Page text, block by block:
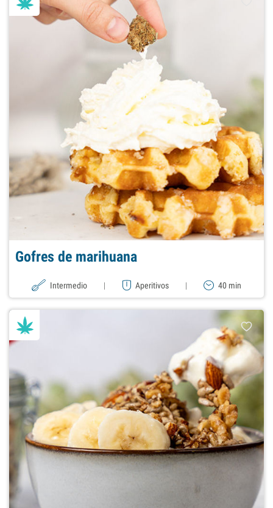
Gofres de marihuana
Intermedio | Aperitivos | 40 min